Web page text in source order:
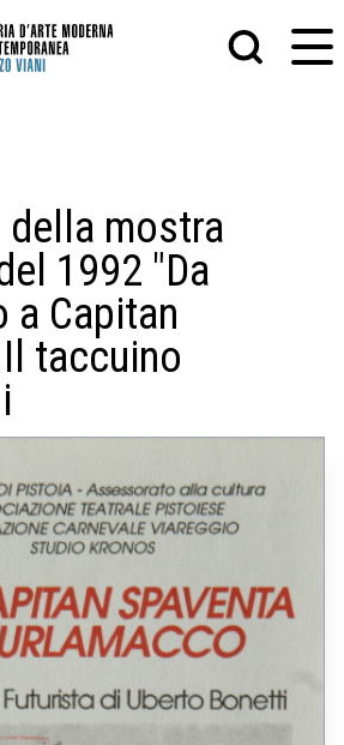
SCULTURA
STAMPA
ALTRO
MATRICI XILOGRAFICHE
FOTOGRAFIA
mostra
1992 "Da
a Capitan
taccuino